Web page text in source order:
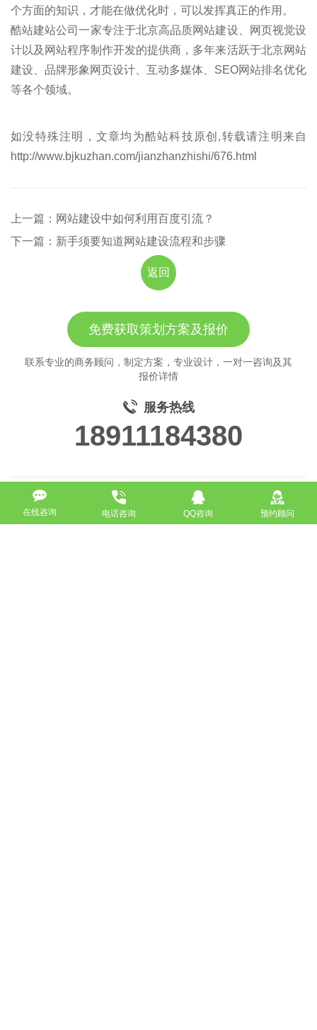
个方面的知识，才能在做优化时，可以发挥真正的作用。
酷站建站公司一家专注于北京高品质网站建设、网页视觉设
计以及网站程序制作开发的提供商，多年来活跃于北京网站
建设、品牌形象网页设计、互动多媒体、SEO网站排名优化
等各个领域。
如没特殊注明，文章均为酷站科技原创,转载请注明来自
http://www.bjkuzhan.com/jianzhanzhishi/676.html
上一篇：网站建设中如何利用百度引流？
下一篇：新手须要知道网站建设流程和步骤
返回
免费获取策划方案及报价
联系专业的商务顾问，制定方案，专业设计，一对一咨询及其
报价详情
服务热线
18911184380
在线咨询 电话咨询 QQ咨询 预约顾问